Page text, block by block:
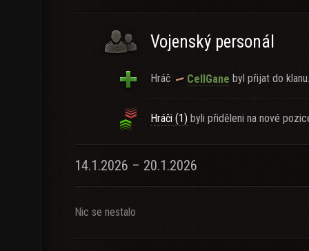
Vojenský personál
Hráč CellGane byl přijat do klanu.
Hráči (1) byli přiděleni na nové
14.1.2026 – 20.1.2026
Nic se nestalo